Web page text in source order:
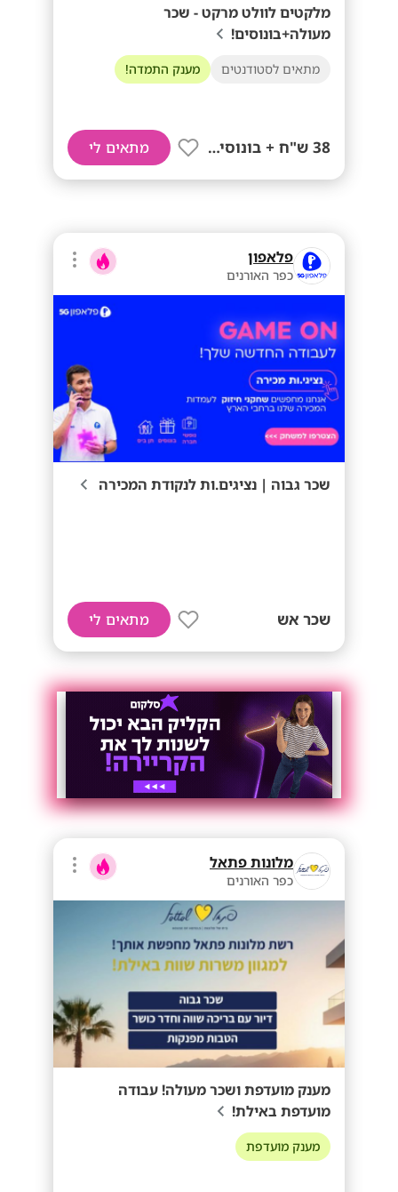
מלקטים לוולט מרקט - שכר
מעולה+בונוסים!
מתאים לסטודנטים מענק התמדה!
38 ש"ח + בונוסים!! מתאים לי
פלאפון
כפר האורנים
שכר גבוה | נציגים.ות לנקודת המכירה
שכר אש מתאים לי
מלונות פתאל
כפר האורנים
מענק מועדפת ושכר מעולה! עבודה
מועדפת באילת!
מענק מועדפת